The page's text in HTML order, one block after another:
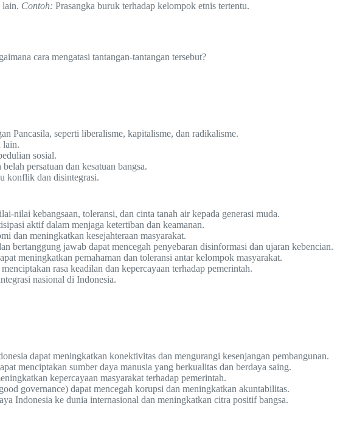
lain. Contoh: Prasangka buruk terhadap kelompok etnis tertentu.
cara mengatasi tantangan-tantangan tersebut?
Pancasila, seperti liberalisme, kapitalisme, dan radikalisme.
lain.
sosial.
persatuan dan kesatuan bangsa.
konflik dan disintegrasi.
nilai kebangsaan, toleransi, dan cinta tanah air kepada generasi muda.
aktif dalam menjaga ketertiban dan keamanan.
dan meningkatkan kesejahteraan masyarakat.
bertanggung jawab dapat mencegah penyebaran disinformasi dan ujaran kebencian.
meningkatkan pemahaman dan toleransi antar kelompok masyarakat.
rasa keadilan dan kepercayaan terhadap pemerintah.
nasional di Indonesia.
dapat meningkatkan konektivitas dan mengurangi kesenjangan pembangunan.
menciptakan sumber daya manusia yang berkualitas dan berdaya saing.
kepercayaan masyarakat terhadap pemerintah.
governance) dapat mencegah korupsi dan meningkatkan akuntabilitas.
Indonesia ke dunia internasional dan meningkatkan citra positif bangsa.